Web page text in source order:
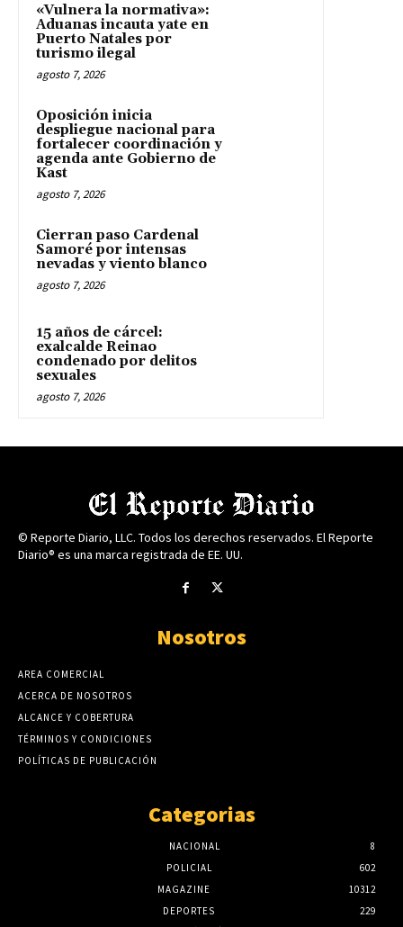
«Vulnera la normativa»:
Aduanas incauta yate en
Puerto Natales por
turismo ilegal
agosto 7, 2026
Oposición inicia
despliegue nacional para
fortalecer coordinación y
agenda ante Gobierno de
Kast
agosto 7, 2026
Cierran paso Cardenal
Samoré por intensas
nevadas y viento blanco
agosto 7, 2026
15 años de cárcel:
exalcalde Reinao
condenado por delitos
sexuales
agosto 7, 2026
© Reporte Diario, LLC. Todos los derechos reservados. El Reporte
Diario® es una marca registrada de EE. UU.
Nosotros
AREA COMERCIAL
ACERCA DE NOSOTROS
ALCANCE Y COBERTURA
TÉRMINOS Y CONDICIONES
POLÍTICAS DE PUBLICACIÓN
Categorias
NACIONAL
8
POLICIAL
602
MAGAZINE
10312
DEPORTES
229